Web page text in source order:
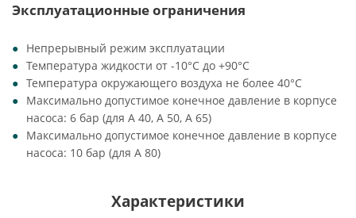
Эксплуатационные ограничения
Непрерывный режим эксплуатации
Температура жидкости от -10°C до +90°C
Температура окружающего воздуха не более 40°C
Максимально допустимое конечное давление в корпусе
насоса: 6 бар (для A 40, A 50, A 65)
Максимально допустимое конечное давление в корпусе
насоса: 10 бар (для A 80)
Характеристики